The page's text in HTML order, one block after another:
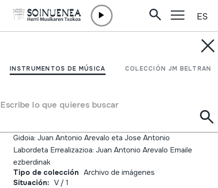
INSTRUMENTOS DE MÚSICA COLECCIÓN JM BELTRAN
Escribe lo que quieres buscar
ES
Un País en la mochila. El
Andalucía
Gidoia: Juan Antonio Arevalo eta Jose Antonio
Labordeta Errealizazioa: Juan Antonio Arevalo Emaile
ezberdinak
Tipo de colección Archivo de imágenes
Situación: V / 1